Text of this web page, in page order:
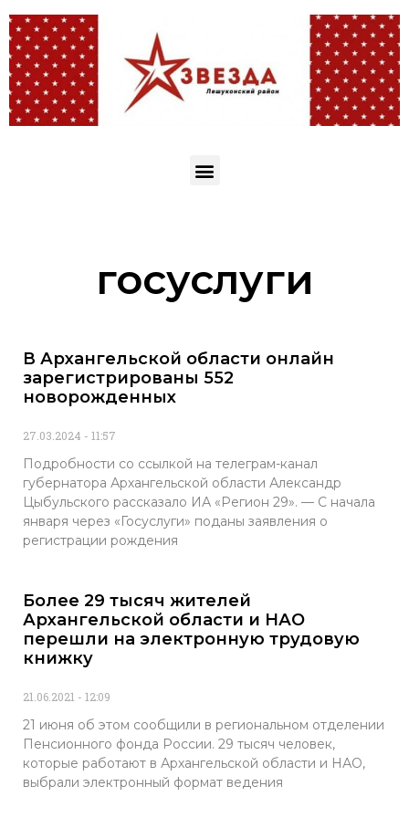
госуслуги
В Архангельской области онлайн
зарегистрированы 552
новорожденных
27.03.2024 11:57
Подробности со ссылкой на телеграм-канал
губернатора Архангельской области Александр
Цыбульского рассказало ИА «Регион 29». — С начала
января через «Госуслуги» поданы заявления о
регистрации рождения
Более 29 тысяч жителей
Архангельской области и НАО
перешли на электронную трудовую
книжку
21.06.2021 12:09
21 июня об этом сообщили в региональном отделении
Пенсионного фонда России. 29 тысяч человек,
которые работают в Архангельской области и НАО,
выбрали электронный формат ведения